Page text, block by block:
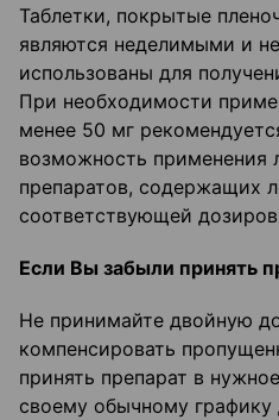
Таблетки, покрытые
являются неделимыми и
использованы для
При необходимости
менее 50 мг
возможность применения
препаратов, содержащих
соответствующей
Если Вы забыли принять
Не принимайте двойную
компенсировать
принять препарат в
своему обычному графику